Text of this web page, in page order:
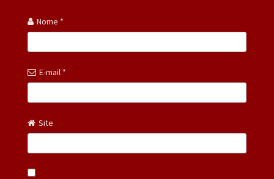
Nome *
E-mail *
Site